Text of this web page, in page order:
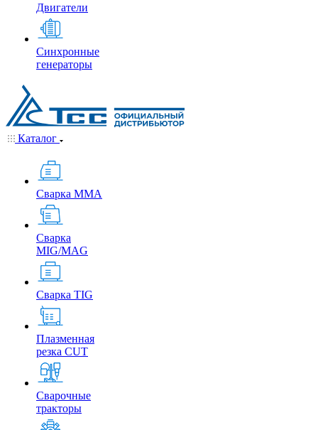
Двигатели
Синхронные
генераторы
Каталог
Сварка MMA
Сварка
MIG/MAG
Сварка TIG
Плазменная
резка CUT
Сварочные
тракторы